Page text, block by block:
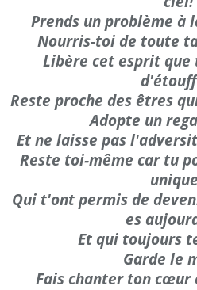
Prends un problème à
Nourris-toi de toute
Libère cet esprit
Reste proche des êtres
Adopte un
Et ne laisse pas
Reste toi-même car tu
Qui t'ont permis de
es
Et qui toujours
Garde le
Fais chanter ton cœur